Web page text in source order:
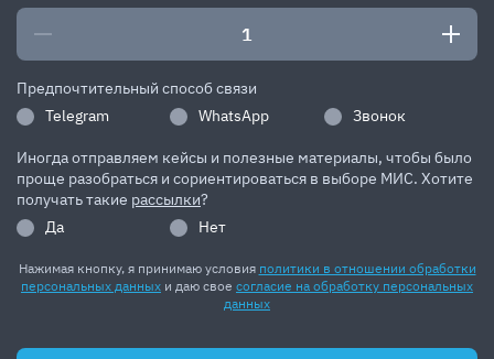
Предпочтительный способ связи
Telegram
WhatsApp Звонок
Иногда отправляем кейсы и полезные материалы, чтобы было
проще разобраться и сориентироваться в выборе МИС. Хотите
получать такие рассылки?
Да
Нет
Нажимая кнопку, я принимаю условия политики в отношении обработки
персональных данных и даю свое согласие на обработку персональных
данных